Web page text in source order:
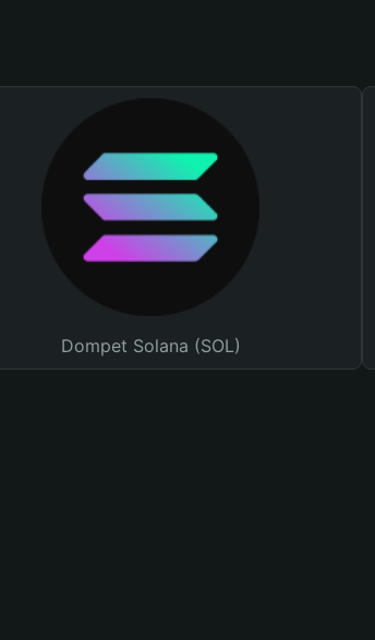
Dompet Solana (SOL)